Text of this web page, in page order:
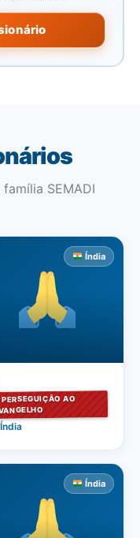
SEMADI
Índia
AO
Índia
Índia